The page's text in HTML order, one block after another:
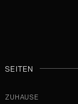
SEITEN
ZUHAUSE